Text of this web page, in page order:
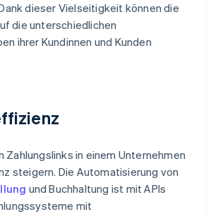
dieser Vielseitigkeit können die
die unterschiedlichen
ihrer Kundinnen und Kunden
Zahlungslinks in einem Unternehmen
steigern. Die Automatisierung von
und Buchhaltung ist mit APIs
mit